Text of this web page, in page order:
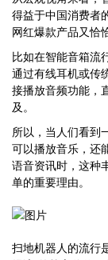
得益于中国消费者
网红爆款产品又恰
比如在智能音箱流
通过有线耳机或传
接播放音频功能，
及。
所以，当人们看到
可以播放音乐，还
语音资讯时，这种
单的重要理由。
扫地机器人的流行